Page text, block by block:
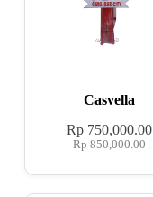
Casvella
Rp850,000.00
Rp750,000.00